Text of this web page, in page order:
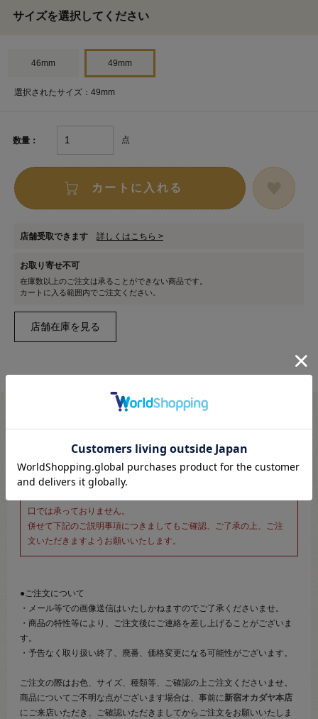
サイズを選択してください
46mm 49mm
選択されたサイズ：49mm
数量： 点
カートに入れる
店舗受取できます 詳しくはこちら >
お取り寄せ不可
在庫数以上のご注文は承ることができない商品です。
カートに入る範囲内でご注文ください。
※新宿オカダヤ本店お取り扱い商品のご注文専用ページです※
こちらのページは、店頭にてあらかじめ商品詳細および商品コード
をご確認いただいた上でご注文いただけるページです。
そのため、商品画像および詳細は記載しておりません。
口では承っておりません。
併せて下記のご説明事項につきましてもご確認、ご了承の上、ご注
文いただきますようお願いいたします。
●ご注文について
・メール等での画像送信はいたしかねますのでご了承くださいませ。
・商品の特性等により、ご注文後にご連絡を差し上げることがございま
す。
・予告なく取り扱い終了、廃番、価格変更になる可能性がございます。
ご注文の際はお色、サイズ、種類等、ご確認の上ご注文くださいませ。
商品についてご不明な点がございます場合は、事前に新宿オカダヤ本店
にご来店いただき、ご確認いただきましてからご注文をお願いいたしま